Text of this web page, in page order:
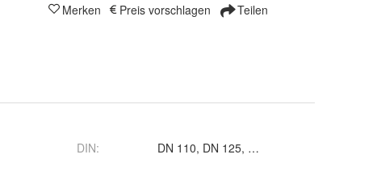
Merken Preis vorschlagen Teilen
DIN: